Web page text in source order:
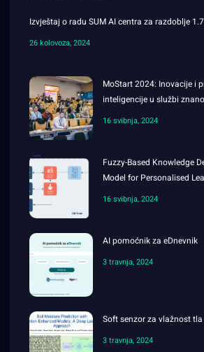
Izvještaj o radu SUM AI centra za razdoblje
26 kolovoza, 2024
MoStart 2024: Inovacije i
inteligencije u službi
16 svibnja, 2024
Fuzzy-Based Knowledge
Model for Personalised
16 svibnja, 2024
AI pomoćnik za eDnevnik
3 travnja, 2024
Soft senzor za vlažnost tla
3 travnja, 2024